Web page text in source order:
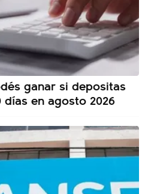
ganar si depositas
días en agosto 2026